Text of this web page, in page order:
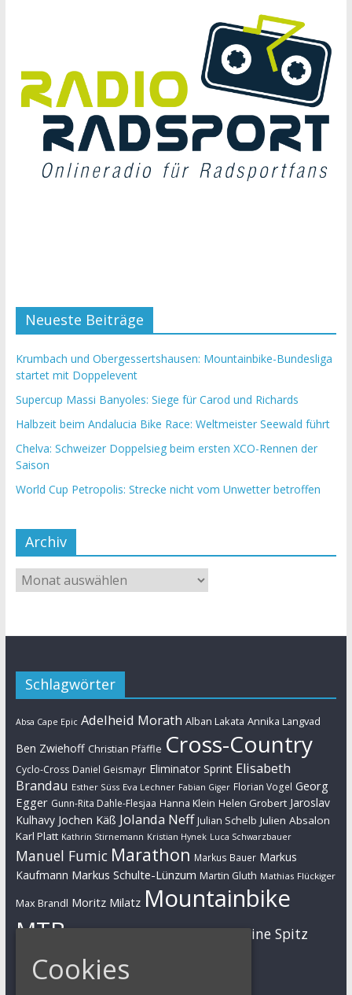
Neueste Beiträge
Krumbach und Obergessertshausen: Mountainbike-Bundesliga
startet mit Doppelevent
Supercup Massi Banyoles: Siege für Carod und Richards
Halbzeit beim Andalucia Bike Race: Weltmeister Seewald führt
Chelva: Schweizer Doppelsieg beim ersten XCO-Rennen der
Saison
World Cup Petropolis: Strecke nicht vom Unwetter betroffen
Archiv
Schlagwörter
Absa Cape Epic Adelheid Morath Alban Lakata Annika Langvad
Ben Zwiehoff Christian Pfäffle Cross-Country
Cyclo-Cross Daniel Geismayr Eliminator Sprint Elisabeth
Brandau Esther Süss Eva Lechner Fabian Giger Florian Vogel Georg
Egger Gunn-Rita Dahle-Flesjaa Hanna Klein Helen Grobert Jaroslav
Kulhavy Jochen Käß Jolanda Neff Julian Schelb Julien Absalon
Karl Platt Kathrin Stirnemann Kristian Hynek Luca Schwarzbauer
Manuel Fumic Marathon Markus Bauer Markus
Kaufmann Markus Schulte-Lünzum Martin Gluth Mathias Flückiger
Max Brandl Moritz Milatz Mountainbike
MTB
Nino SchurterSabine Spitz
Simon Stiebjahn
Cookies